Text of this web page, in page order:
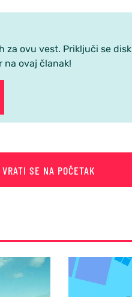
za ovu vest. Priključi se
na ovaj članak!
VRATI SE NA POČETAK